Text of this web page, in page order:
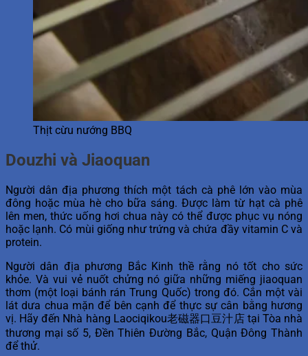
Thịt cừu nướng BBQ
Douzhi và Jiaoquan
Người dân địa phương thích một tách cà phê lớn vào mùa
đông hoặc mùa hè cho bữa sáng. Được làm từ hạt cà phê
lên men, thức uống hơi chua này có thể được phục vụ nóng
hoặc lạnh. Có mùi giống như trứng và chứa đầy vitamin C và
protein.
Người dân địa phương Bắc Kinh thề rằng nó tốt cho sức
khỏe. Và vui vẻ nuốt chửng nó giữa những miếng jiaoquan
thơm (một loại bánh rán Trung Quốc) trong đó. Cắn một vài
lát dưa chua mặn để bên cạnh để thực sự cân bằng hương
vị. Hãy đến Nhà hàng Laociqikou老磁器口豆汁店 tại Tòa nhà
thương mại số 5, Đền Thiên Đường Bắc, Quận Đông Thành
để thử.